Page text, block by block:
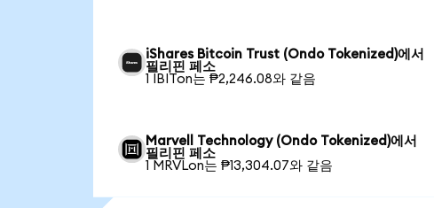
iShares Bitcoin Trust (Ondo Tokenized)에서
필리핀 페소
1 IBITon는 ₱2,246.08와 같음
Marvell Technology (Ondo Tokenized)에서
필리핀 페소
1 MRVLon는 ₱13,304.07와 같음